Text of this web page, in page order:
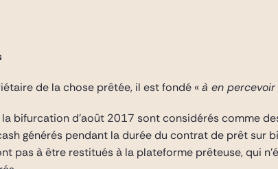
de la chose prêtée, il est fondé «à en percevoir
bifurcation d’août 2017 sont considérés comme
générés pendant la durée du contrat de prêt sur
pas à être restitués à la plateforme prêteuse, qui